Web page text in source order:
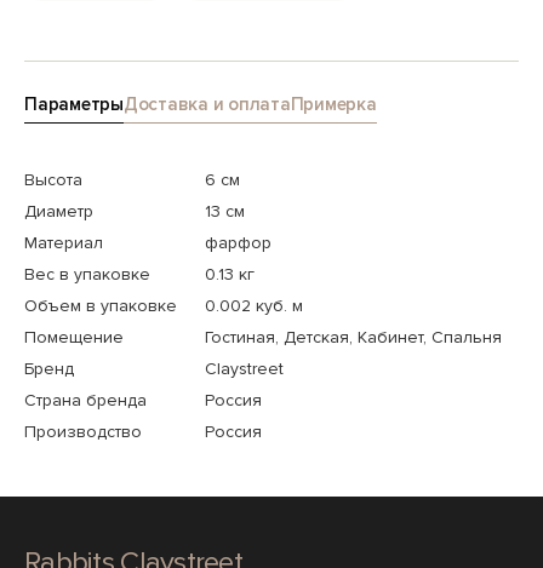
ПараметрыДоставка и оплатаПримерка
Высота
6 см
Диаметр
13 см
Материал
фарфор
Вес в упаковке
0.13 кг
Объем в упаковке
0.002 куб. м
Помещение
Гостиная, Детская, Кабинет, Спальня
Бренд
Claystreet
Страна бренда
Россия
Производство
Россия